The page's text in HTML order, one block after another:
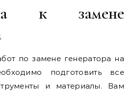
к замене
по замене генератора на
подготовить все
и материалы. Вам